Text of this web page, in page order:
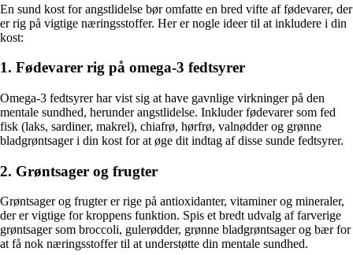
En sund kost for angstlidelse bør omfatte en bred vifte af fødevarer, der
er rig på vigtige næringsstoffer. Her er nogle ideer til at inkludere i din
kost:
1. Fødevarer rig på omega-3 fedtsyrer
Omega-3 fedtsyrer har vist sig at have gavnlige virkninger på den
mentale sundhed, herunder angstlidelse. Inkluder fødevarer som fed
fisk (laks, sardiner, makrel), chiafrø, hørfrø, valnødder og grønne
bladgrøntsager i din kost for at øge dit indtag af disse sunde fedtsyrer.
2. Grøntsager og frugter
Grøntsager og frugter er rige på antioxidanter, vitaminer og mineraler,
der er vigtige for kroppens funktion. Spis et bredt udvalg af farverige
grøntsager som broccoli, gulerødder, grønne bladgrøntsager og bær for
at få nok næringsstoffer til at understøtte din mentale sundhed.